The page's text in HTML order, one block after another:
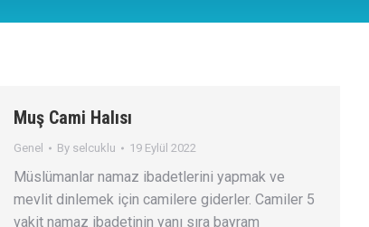
Muş Cami Halısı
Genel By selcuklu 19 Eylül 2022
Müslümanlar namaz ibadetlerini yapmak ve
mevlit dinlemek için camilere giderler. Camiler 5
vakit namaz ibadetinin yanı sıra bayram